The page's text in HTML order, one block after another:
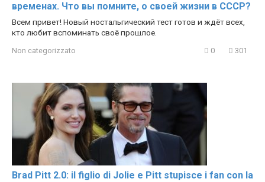
временах. Что вы помните, о своей жизни в СССР?
Всем привет! Новый ностальгический тест готов и ждёт всех,
кто любит вспоминать своё прошлое.
Non categorizzato 0 301
Brad Pitt 2.0: il figlio di Jolie e Pitt stupisce i fan con la